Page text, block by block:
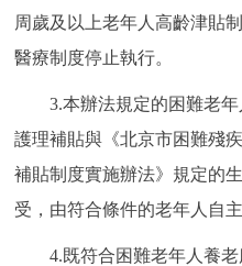
周歲及以上老年人高齡津貼
醫療制度停止執行。
3.本辦法規定的困難老年
護理補貼與《北京市困難殘
補貼制度實施辦法》規定的
受，由符合條件的老年人自
4.既符合困難老年人養老